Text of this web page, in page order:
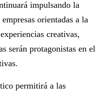
impulsando la
orientadas a la
creativas,
serán protagonistas en el
permitirá a las